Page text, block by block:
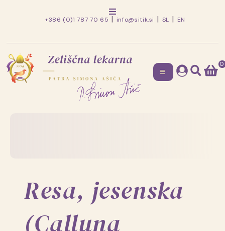
+386 (0)1 787 70 65 info@sitik.si SL EN
0
Resa, jesenska
(Calluna